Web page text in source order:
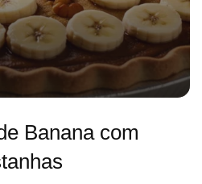
Banana com